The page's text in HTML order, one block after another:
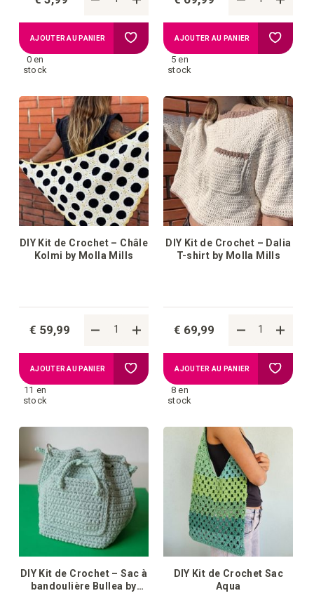
0 en
stock
AJOUTER AU PANIER Ajouter
la
liste
d'achats
5 en
stock
AJOUTER AU PANIER Ajouter
la
liste
DIY Kit de Crochet – Châle
Kolmi by Molla Mills
€ 59,99
11 en
stock
AJOUTER AU PANIER Ajouter
d'achats
DIY Kit de Crochet – Dalia
T-shirt by Molla Mills
€ 69,99
8 en
stock
AJOUTER AU PANIER Ajouter
DIY Kit de Crochet – Sac à
bandoulière Bullea by
DIY Kit de Crochet Sac
Aqua